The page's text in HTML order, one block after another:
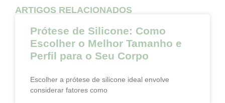
ARTIGOS RELACIONADOS
Prótese de Silicone: Como
Escolher o Melhor Tamanho e
Perfil para o Seu Corpo
Escolher a prótese de silicone ideal envolve
considerar fatores como